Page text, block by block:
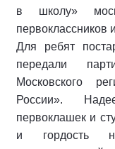
в школу»
первоклассников
Для ребят
передали
Московского
России».
первоклашек и
и гордость